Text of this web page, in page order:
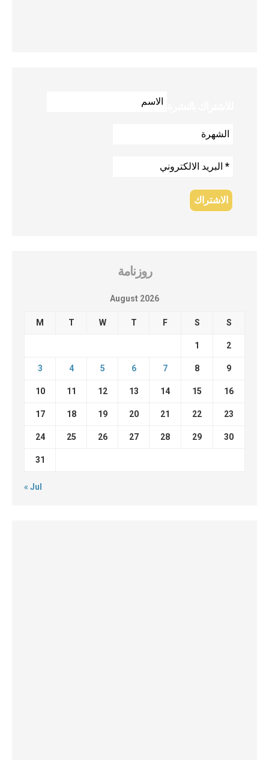
روزنامة
August 2026
M T W T F S S
1 2
3 4 5 6 7 8 9
10 11 12 13 14 15 16
17 18 19 20 21 22 23
24 25 26 27 28 29 30
31
« Jul